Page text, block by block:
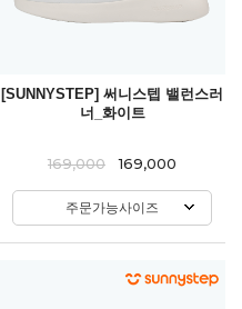
[SUNNYSTEP] 써니스텝 밸런스러
너_화이트
169,000 169,000
주문가능사이즈